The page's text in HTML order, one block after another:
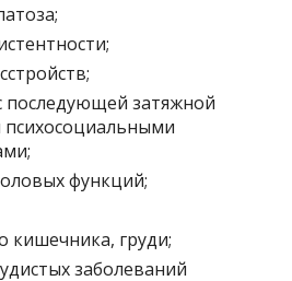
последующей затяжной
психосоциальными
функций;
кишечника, груди;
заболеваний